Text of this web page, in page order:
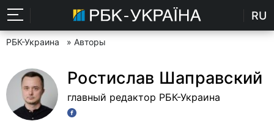
RU
РБК-Украина » Авторы
Ростислав Шаправский
главный редактор РБК-Украина